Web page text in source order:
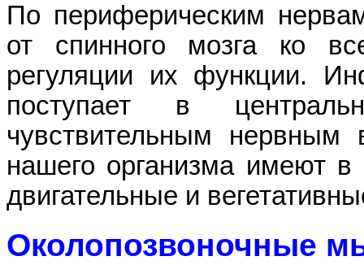
По периферическим
от спинного мозга ко
регуляции их функции.
поступает в
чувствительным нервным
нашего организма имеют в
двигательные и
Околопозвоночные